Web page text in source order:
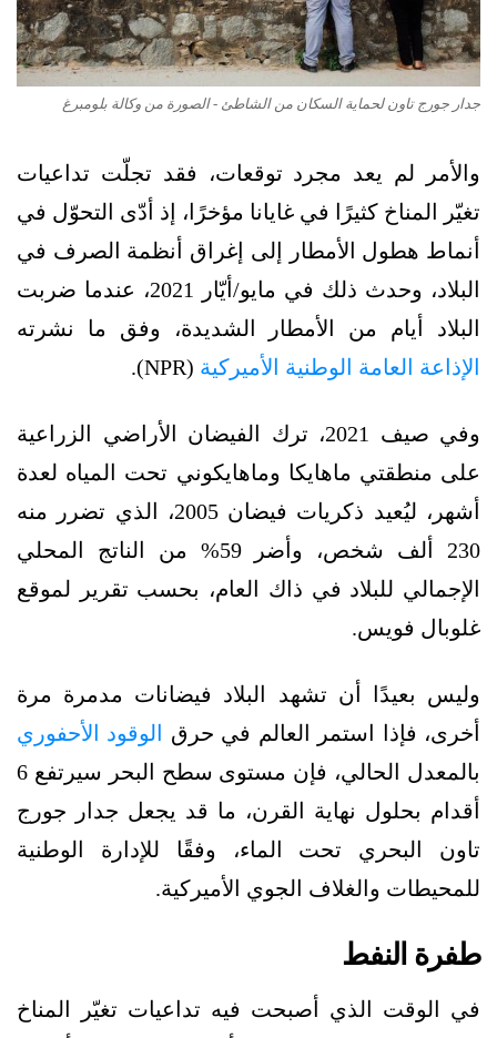
جدار جورج تاون لحماية السكان من الشاطئ - الصورة من وكالة بلومبرغ
والأمر لم يعد مجرد توقعات، فقد تجلّت تداعيات
تغيّر المناخ كثيرًا في غايانا مؤخرًا، إذ أدّى التحوّل في
أنماط هطول الأمطار إلى إغراق أنظمة الصرف في
البلاد، وحدث ذلك في مايو/أيّار 2021، عندما ضربت
البلاد أيام من الأمطار الشديدة، وفق ما نشرته
الإذاعة العامة الوطنية الأميركية (NPR).
وفي صيف 2021، ترك الفيضان الأراضي الزراعية
على منطقتي ماهايكا وماهايكوني تحت المياه لعدة
أشهر، ليُعيد ذكريات فيضان 2005، الذي تضرر منه
230 ألف شخص، وأضر 59% من الناتج المحلي
الإجمالي للبلاد في ذاك العام، بحسب تقرير لموقع
غلوبال فويس.
وليس بعيدًا أن تشهد البلاد فيضانات مدمرة مرة
أخرى، فإذا استمر العالم في حرق
الوقود الأحفوري
بالمعدل الحالي، فإن مستوى سطح البحر سيرتفع 6
أقدام بحلول نهاية القرن، ما قد يجعل جدار جورج
تاون البحري تحت الماء، وفقًا للإدارة الوطنية
للمحيطات والغلاف الجوي الأميركية.
طفرة النفط
في الوقت الذي أصبحت فيه تداعيات تغيّر المناخ